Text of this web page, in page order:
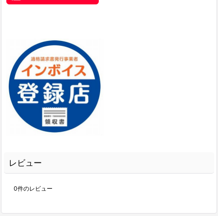
レビュー
0件のレビュー